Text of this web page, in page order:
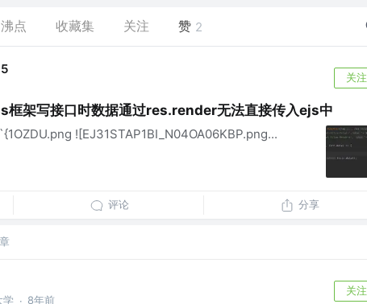
沸点 收藏集 关注 赞 2
关注
架写接口时数据通过res.render无法直接传入ejs中
![EJ31STAP1BI_N04OA06KBP.png...
评论 分享
学 · 8年前
关注